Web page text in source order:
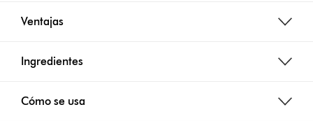
Ventajas
Ingredientes
Cómo se usa